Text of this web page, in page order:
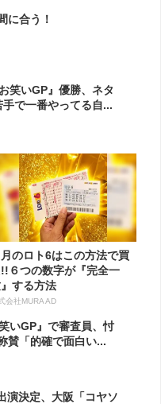
に合う！
笑いGP』優勝、ネタ
で一番やってる自...
月のロト6はこの方法で買
!!６つの数字が『完全一
する方法
会社MURA AD
いGP』で審査員、忖
賛「的確で面白い...
演決定、大阪「コヤソ